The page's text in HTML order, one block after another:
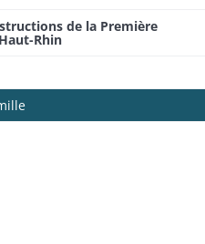
de la Première
Rhin